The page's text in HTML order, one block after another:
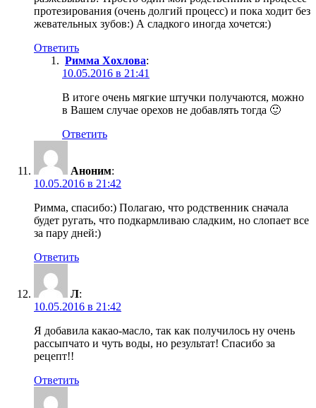
протезирования (очень долгий процесс) и пока ходит без
жевательных зубов:) А сладкого иногда хочется:)
Ответить
Римма Хохлова:
10.05.2016 в 21:41
В итоге очень мягкие штучки получаются, можно
в Вашем случае орехов не добавлять тогда 🙂
Ответить
Аноним:
10.05.2016 в 21:42
Римма, спасибо:) Полагаю, что родственник сначала
будет ругать, что подкармливаю сладким, но слопает все
за пару дней:)
Ответить
Л:
10.05.2016 в 21:42
Я добавила какао-масло, так как получилось ну очень
рассыпчато и чуть воды, но результат! Спасибо за
рецепт!!
Ответить